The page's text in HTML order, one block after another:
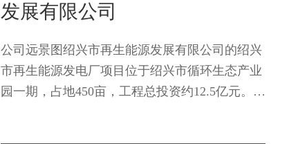
发展有限公司
公司远景图绍兴市再生能源发展有限公司的绍兴
市再生能源发电厂项目位于绍兴市循环生态产业
园一期，占地450亩，工程总投资约12.5亿元。项